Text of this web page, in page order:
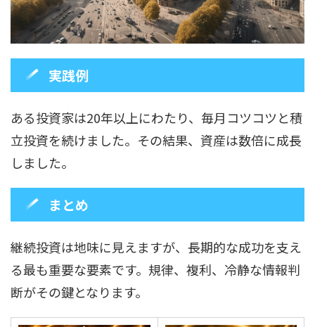
実践例
ある投資家は20年以上にわたり、毎月コツコツと積
立投資を続けました。その結果、資産は数倍に成長
しました。
まとめ
継続投資は地味に見えますが、長期的な成功を支え
る最も重要な要素です。規律、複利、冷静な情報判
断がその鍵となります。